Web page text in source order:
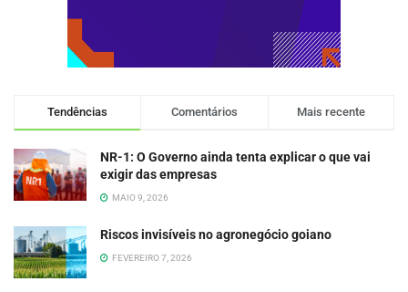
Tendências Comentários Mais recente
NR-1: O Governo ainda tenta explicar o que vai
exigir das empresas
MAIO 9, 2026
Riscos invisíveis no agronegócio goiano
FEVEREIRO 7, 2026